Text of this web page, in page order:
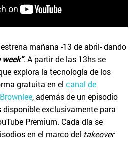
mañana -13 de abril- dando
. A partir de las 13hs se
explora la tecnología de los
gratuita en el canal de
, además de un episodio
disponible exclusivamente para
Premium. Cada día se
en el marco del takeover